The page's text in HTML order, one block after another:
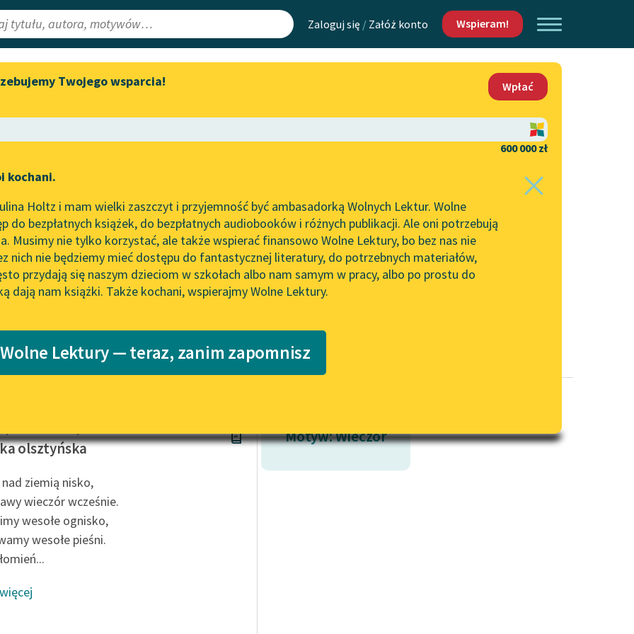
Zaloguj się / Załóż konto Wspieram!
Lektury
redakcyjne
Aktualności
Spotkanie z Katarzyną Tunkiel
do słuchania na Wolnych
Lekturach
Nowy audiobook – „Marzenie
o Oriencie” Sophie Elkan
Kolekcja Nadwyraz.com x
Wolne Lektury – idealna na
niepełnosprawnościami
literatury do słuchania dla
uczennic i uczniów z
niepełnosprawnościami
Feministyczne inspiracje.
Popularyzacja skandynawskiej
Mapa Wolnych Lektur
Leśmianator
API
OAI-PMH
Widget Wolnych Lektur
Katalog
Katalog w formacie PDF
Kontakt
O projekcie
Zasady wykorzystania
Wolnych Lektur
Logotypy
Materiały promocyjne
wrażliwych
Deklaracja dostępności
Twojego wsparcia!
Wpłać
600 000 zł
kochani.
Holtz i mam wielki zaszczyt i przyjemność być ambasadorką Wolnych Lektur. Wolne
do bezpłatnych książek, do bezpłatnych audiobooków i różnych publikacji. Ale oni potrzebują
Musimy nie tylko korzystać, ale także wspierać finansowo Wolne Lektury, bo bez nas nie
nich nie będziemy mieć dostępu do fantastycznej literatury, do potrzebnych materiałów,
przydają się naszym dzieciom w szkołach albo nam samym w pracy, albo po prostu do
dają nam książki. Także kochani, wspierajmy Wolne Lektury.
Lektury — teraz, zanim zapomnisz
Gałczyński✖ Liryka✖
olsztyńska
nad ziemią nisko,
wieczór wcześnie.
wesołe ognisko,
wesołe pieśni.
Motyw: Wieczór